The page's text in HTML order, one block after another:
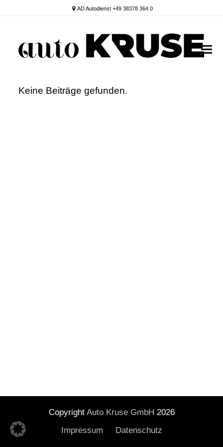
AD Autodienst +49 38378 364 0
Keine Beiträge gefunden.
Copyright Auto Kruse GmbH 2026
Impressum
Datenschutz